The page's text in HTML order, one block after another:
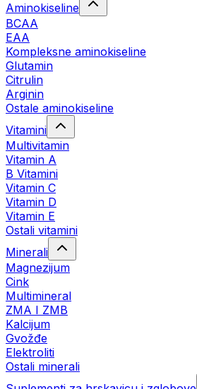
Aminokiseline
BCAA
ЕАА
Kompleksne aminokiseline
Glutamin
Citrulin
Arginin
Ostale aminokiseline
Vitamini
Multivitamin
Vitamin A
B Vitamini
Vitamin C
Vitamin D
Vitamin E
Ostali vitamini
Minerali
Magnezijum
Cink
Multimineral
ZMA I ZMB
Kalcijum
Gvožđe
Elektroliti
Ostali minerali